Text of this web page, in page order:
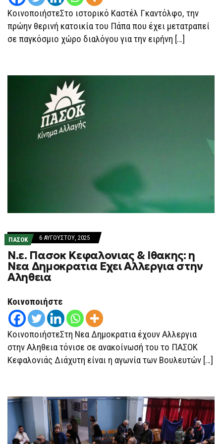
ΚοινοποιήστεΣτο ιστορικό Καστέλ Γκαντόλφο, την
πρώην θερινή κατοικία του Πάπα που έχει μετατραπεί
σε παγκόσμιο χώρο διαλόγου για την ειρήνη […]
ΠΑΣΟΚ 6 ΑΥΓΟΎΣΤΟΥ, 2025
Ν.ε. Πασοκ Κεφαλονιας & Ιθακης: η
Νεα Δημοκρατια Εχει Αλλεργια στην
Αληθεια
Κοινοποιήστε
ΚοινοποιήστεΣτη Νεα Δημοκρατια έχουν Αλλεργια
στην Αληθεια τόνισε σε ανακοίνωσή του το ΠΑΣΟΚ
Κεφαλονιάς Διάχυτη είναι η αγωνία των Βουλευτών […]